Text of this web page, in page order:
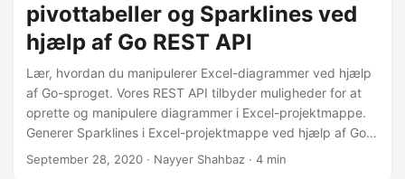
pivottabeller og Sparklines ved
hjælp af Go REST API
Lær, hvordan du manipulerer Excel-diagrammer ved hjælp
af Go-sproget. Vores REST API tilbyder muligheder for at
oprette og manipulere diagrammer i Excel-projektmappe.
Generer Sparklines i Excel-projektmappe ved hjælp af Go-
sproget.
September 28, 2020 · Nayyer Shahbaz · 4 min